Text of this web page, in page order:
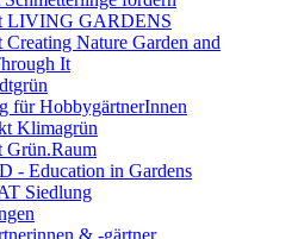
LIVING GARDENS
Nature Garden and
It
für HobbygärtnerInnen
Klimagrün
Grün.Raum
- Education in Gardens
Siedlung
& -gärtner